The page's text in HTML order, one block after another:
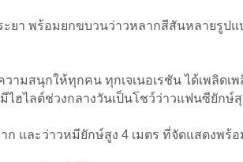
ะยา พร้อมยกขบวนว่าวหลากสีสันหลายรู
วามสนุกให้ทุกคน ทุกเจเนอเรชัน ได้เพลิด
ไฮไลต์ช่วงกลางวันเป็นโชว์ว่าวแฟนซียัก
และว่าวหมียักษ์สูง 4 เมตร ที่จัดแสดงพร้